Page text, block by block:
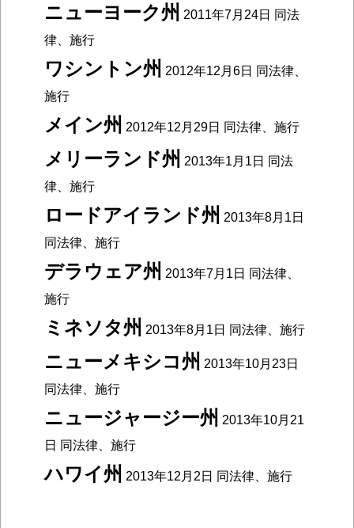
ニューヨーク州 2011年7月24日 同法
律、施行
ワシントン州 2012年12月6日 同法律、
施行
メイン州 2012年12月29日 同法律、施行
メリーランド州 2013年1月1日 同法
律、施行
ロードアイランド州 2013年8月1日
同法律、施行
デラウェア州 2013年7月1日 同法律、
施行
ミネソタ州 2013年8月1日 同法律、施行
ニューメキシコ州 2013年10月23日
同法律、施行
ニュージャージー州 2013年10月21
日 同法律、施行
ハワイ州 2013年12月2日 同法律、施行